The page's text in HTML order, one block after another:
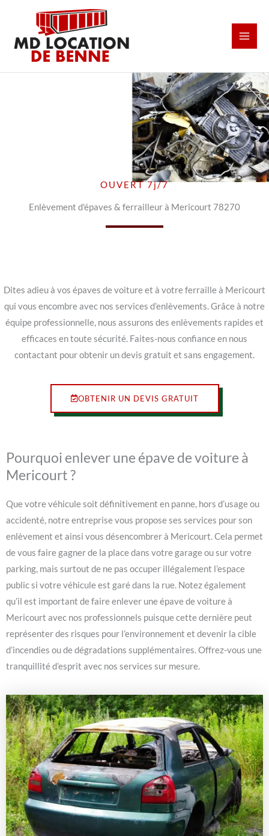
contenu
OUVERT 7j/7
Enlèvement d'épaves & ferrailleur à Mericourt 78270
Dites adieu à vos épaves de voiture et à votre ferraille à Mericourt
qui vous encombre avec nos services d’enlèvements. Grâce à notre
équipe professionnelle, nous assurons des enlèvements rapides et
efficaces en toute sécurité. Faites-nous confiance en nous
contactant pour obtenir un devis gratuit et sans engagement.
OBTENIR UN DEVIS GRATUIT
Pourquoi enlever une épave de voiture à
Mericourt ?
Que votre véhicule soit définitivement en panne, hors d’usage ou
accidenté, notre entreprise vous propose ses services pour son
enlèvement et ainsi vous désencombrer à Mericourt. Cela permet
de vous faire gagner de la place dans votre garage ou sur votre
parking, mais surtout de ne pas occuper illégalement l’espace
public si votre véhicule est garé dans la rue. Notez également
qu’il est important de faire enlever une épave de voiture à
Mericourt avec nos professionnels puisque cette dernière peut
représenter des risques pour l’environnement et devenir la cible
d’incendies ou de dégradations supplémentaires. Offrez-vous une
tranquillité d’esprit avec nos services sur mesure.